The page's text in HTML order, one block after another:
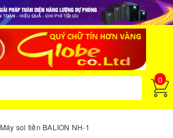
0
Máy soi tiền BALION NH-1